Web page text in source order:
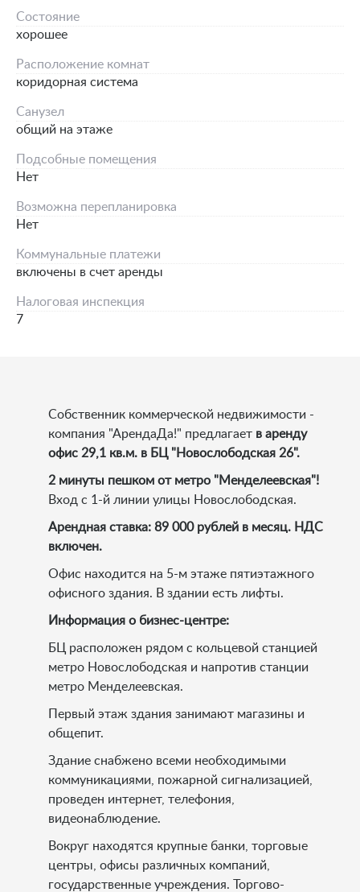
Состояние
хорошее
Расположение комнат
коридорная система
Санузел
общий на этаже
Подсобные помещения
Нет
Возможна перепланировка
Нет
Коммунальные платежи
включены в счет аренды
Налоговая инспекция
7
Собственник коммерческой недвижимости -
компания "АрендаДа!" предлагает в аренду
офис 29,1 кв.м. в БЦ "Новослободская 26".
2 минуты пешком от метро "Менделеевская"!
Вход с 1-й линии улицы Новослободская.
Арендная ставка: 89 000 рублей в месяц. НДС
включен.
Офис находится на 5-м этаже пятиэтажного
офисного здания. В здании есть лифты.
Информация о бизнес-центре:
БЦ расположен рядом с кольцевой станцией
метро Новослободская и напротив станции
метро Менделеевская.
Первый этаж здания занимают магазины и
общепит.
Здание снабжено всеми необходимыми
коммуникациями, пожарной сигнализацией,
проведен интернет, телефония,
видеонаблюдение.
Вокруг находятся крупные банки, торговые
центры, офисы различных компаний,
государственные учреждения. Торгово-